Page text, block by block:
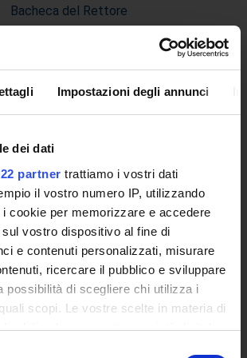
Impostazioni degli annunci
dei dati
partner trattiamo i vostri dati
il vostro numero IP, utilizzando
cookie per memorizzare e accedere
vostro dispositivo al fine di
e contenuti personalizzati, misurare
ricercare il pubblico e sviluppare
possibilità di scegliere chi utilizza i
scopi. Le vostre scelte in materia di
solo su questa proprietà digitale
Bacheca del Rettore
Corsi di Laurea
di Perfezionamento
Dottorato di Ricerca
DPCM 4/8/23
e Alta Formazione Professionale
Corsi Singoli
Scuola - Corsi per Insegnanti
Offerta Formativa
Manifesto degli Studi
Classi dei Corsi di Studio
delle Schede Corso
MASTER